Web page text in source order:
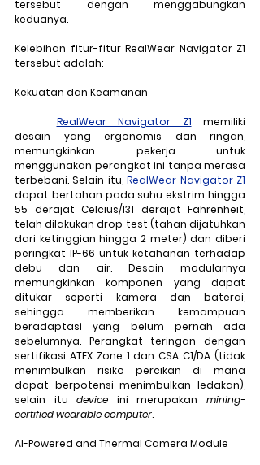
tersebut dengan menggabungkan
keduanya.
Kelebihan fitur-fitur RealWear Navigator Z1
tersebut adalah:
Kekuatan dan Keamanan
RealWear Navigator Z1 memiliki
desain yang ergonomis dan ringan,
memungkinkan pekerja untuk
menggunakan perangkat ini tanpa merasa
terbebani. Selain itu, RealWear Navigator Z1
dapat bertahan pada suhu ekstrim hingga
55 derajat Celcius/131 derajat Fahrenheit,
telah dilakukan drop test (tahan dijatuhkan
dari ketinggian hingga 2 meter) dan diberi
peringkat IP-66 untuk ketahanan terhadap
debu dan air. Desain modularnya
memungkinkan komponen yang dapat
ditukar seperti kamera dan baterai,
sehingga memberikan kemampuan
beradaptasi yang belum pernah ada
sebelumnya. Perangkat teringan dengan
sertifikasi ATEX Zone 1 dan CSA C1/DA (tidak
menimbulkan risiko percikan di mana
dapat berpotensi menimbulkan ledakan),
selain itu device ini merupakan mining-
certified wearable computer.
AI-Powered and Thermal Camera Module